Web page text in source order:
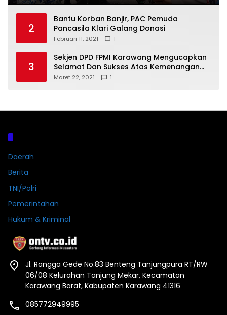
2
Bantu Korban Banjir, PAC Pemuda
Pancasila Klari Galang Donasi
Februari 11, 2021 1
3
Sekjen DPD FPMI Karawang Mengucapkan
Selamat Dan Sukses Atas Kemenangan
Calon Kades Dayeuhluhur H.Sapin
Maret 22, 2021 1
Daerah
Berita
TNI/Polri
Pemerintahan
Hukum & Kriminal
Jl. Rangga Gede No.83 Benteng Tanjungpura RT/RW
06/08 Kelurahan Tanjung Mekar, Kecamatan
Karawang Barat, Kabupaten Karawang 41316
085772949995